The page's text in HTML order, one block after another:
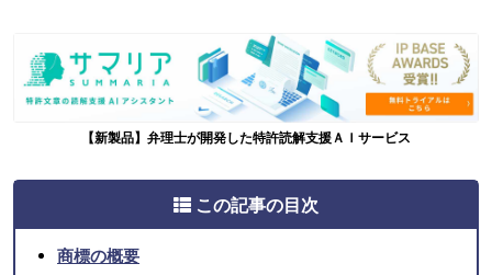
【新製品】弁理士が開発した特許読解支援ＡＩサービス
この記事の目次
商標の概要